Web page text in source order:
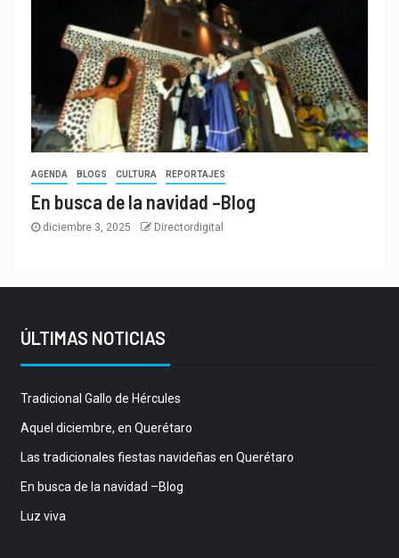
AGENDA BLOGS CULTURA REPORTAJES
En busca de la navidad –Blog
diciembre 3, 2025 Directordigital
ÚLTIMAS NOTICIAS
Tradicional Gallo de Hércules
Aquel diciembre, en Querétaro
Las tradicionales fiestas navideñas en Querétaro
En busca de la navidad –Blog
Luz viva